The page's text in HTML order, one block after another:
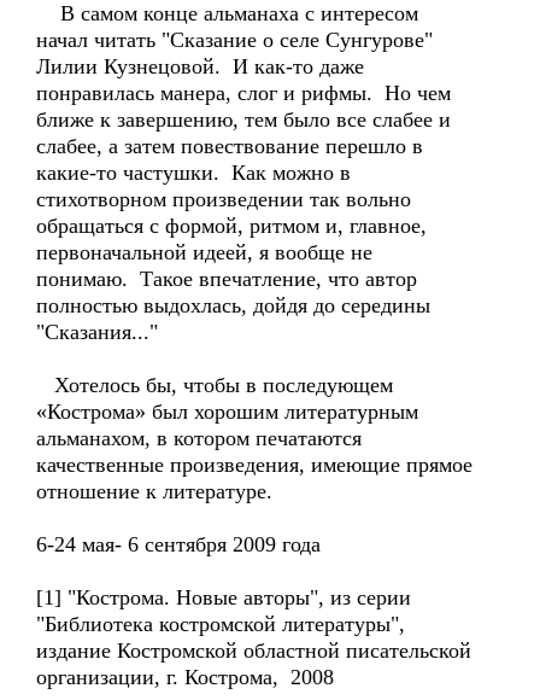
В самом конце альманаха с интересом
начал читать "Сказание о селе Сунгурове"
Лилии Кузнецовой. И как-то даже
понравилась манера, слог и рифмы. Но чем
ближе к завершению, тем было все слабее и
слабее, а затем повествование перешло в
какие-то частушки. Как можно в
стихотворном произведении так вольно
обращаться с формой, ритмом и, главное,
первоначальной идеей, я вообще не
понимаю. Такое впечатление, что автор
полностью выдохлась, дойдя до середины
"Сказания..."
Хотелось бы, чтобы в последующем
«Кострома» был хорошим литературным
альманахом, в котором печатаются
качественные произведения, имеющие прямое
отношение к литературе.
6-24 мая- 6 сентября 2009 года
[1] "Кострома. Новые авторы", из серии
"Библиотека костромской литературы",
издание Костромской областной писательской
организации, г. Кострома, 2008